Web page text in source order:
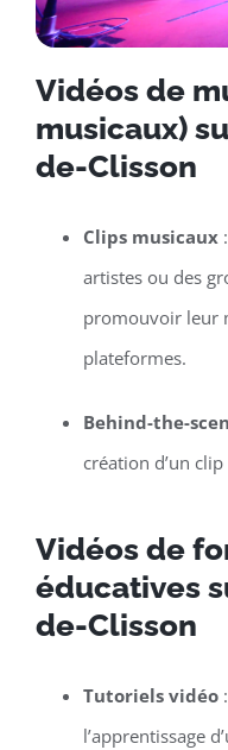
Vidéos de
musicaux)
de-Clisson
Clips musicaux:
artistes ou des
promouvoir leur
plateformes.
Behind-the-
création d’un
Vidéos de
éducatives
de-Clisson
Tutoriels vidéo:
l’apprentissage